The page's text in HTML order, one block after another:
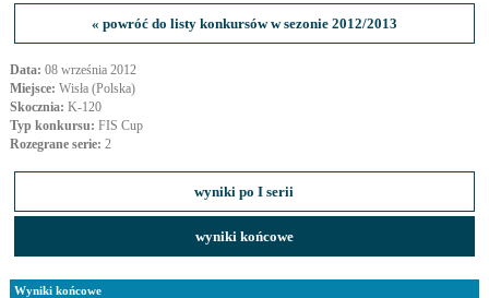
« powróć do listy konkursów w sezonie 2012/2013
Data: 08 września 2012
Miejsce: Wisła (Polska)
Skocznia: K-120
Typ konkursu: FIS Cup
Rozegrane serie: 2
wyniki po I serii
wyniki końcowe
Wyniki końcowe